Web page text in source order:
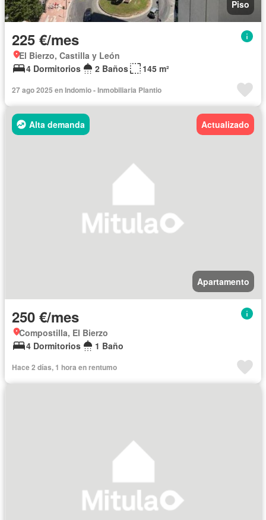
Piso
225 €/mes
El Bierzo, Castilla y León
4 Dormitorios
2 Baños 145 m²
27 ago 2025 en Indomio - Inmobiliaria Plantio
Alta demanda Actualizado
Apartamento
250 €/mes
Compostilla, El Bierzo
4 Dormitorios
1 Baño
Hace 2 días, 1 hora en rentumo